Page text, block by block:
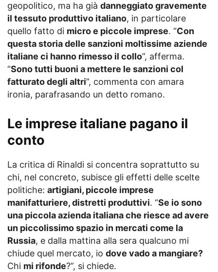
geopolitico, ma ha già danneggiato gravemente
il tessuto produttivo italiano, in particolare
quello fatto di micro e piccole imprese. “Con
questa storia delle sanzioni moltissime aziende
italiane ci hanno rimesso il collo”, afferma.
“Sono tutti buoni a mettere le sanzioni col
fatturato degli altri”, commenta con amara
ironia, parafrasando un detto romano.
Le imprese italiane pagano il
conto
La critica di Rinaldi si concentra soprattutto su
chi, nel concreto, subisce gli effetti delle scelte
politiche: artigiani, piccole imprese
manifatturiere, distretti produttivi. “Se io sono
una piccola azienda italiana che riesce ad avere
un piccolissimo spazio in mercati come la
Russia, e dalla mattina alla sera qualcuno mi
chiude quel mercato, io dove vado a mangiare?
Chi mi rifonde?”, si chiede.